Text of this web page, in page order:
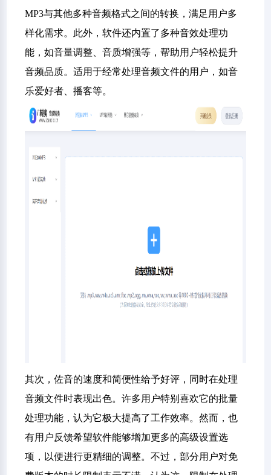
MP3与其他多种音频格式之间的转换，满足用户多
样化需求。此外，软件还内置了多种音效处理功
能，如音量调整、音质增强等，帮助用户轻松提升
音频品质。适用于经常处理音频文件的用户，如音
乐爱好者、播客等。
其次，佐音的速度和简便性给予好评，同时在处理
音频文件时表现出色。许多用户特别喜欢它的批量
处理功能，认为它极大提高了工作效率。然而，也
有用户反馈希望软件能够增加更多的高级设置选
项，以便进行更精细的调整。不过，部分用户对免